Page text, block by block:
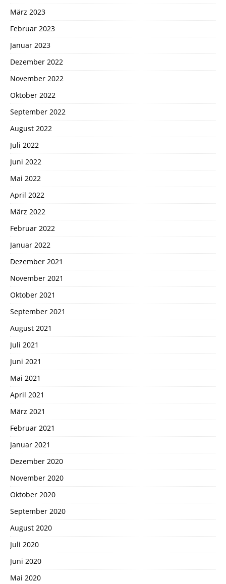
März 2023
Februar 2023
Januar 2023
Dezember 2022
November 2022
Oktober 2022
September 2022
August 2022
Juli 2022
Juni 2022
Mai 2022
April 2022
März 2022
Februar 2022
Januar 2022
Dezember 2021
November 2021
Oktober 2021
September 2021
August 2021
Juli 2021
Juni 2021
Mai 2021
April 2021
März 2021
Februar 2021
Januar 2021
Dezember 2020
November 2020
Oktober 2020
September 2020
August 2020
Juli 2020
Juni 2020
Mai 2020